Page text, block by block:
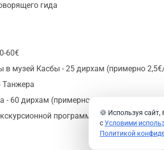
гида
60€
в музей Касбы - 25 дирхам (примерно
Танжера
- 60 дирхам (примерно 6€/чел.)
программы
заказать
🍪 Используя сайт,
сУсловими
Политикой